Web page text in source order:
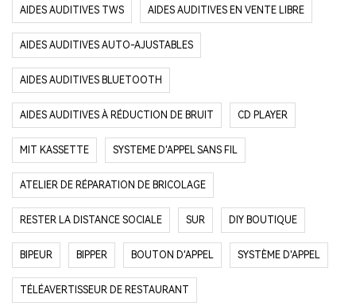
AIDES AUDITIVES TWS AIDES AUDITIVES EN VENTE LIBRE
AIDES AUDITIVES AUTO-AJUSTABLES
AIDES AUDITIVES BLUETOOTH
AIDES AUDITIVES À RÉDUCTION DE BRUIT CD PLAYER
MIT KASSETTE SYSTEME D'APPEL SANS FIL
ATELIER DE RÉPARATION DE BRICOLAGE
RESTER LA DISTANCE SOCIALE SUR DIY BOUTIQUE
BIPEUR BIPPER BOUTON D'APPEL SYSTÈME D'APPEL
TÉLÉAVERTISSEUR DE RESTAURANT